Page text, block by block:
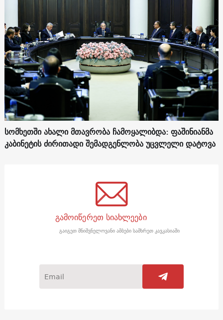
სომხეთში ახალი მთავრობა ჩამოყალიბდა: ფაშინიანმა
კაბინეტის ძირითადი შემადგენლობა უცვლელი დატოვა
გამოიწერეთ სიახლეები
გაიგეთ მნიშვნელოვანი ამბები სამხრეთ კავკასიაში